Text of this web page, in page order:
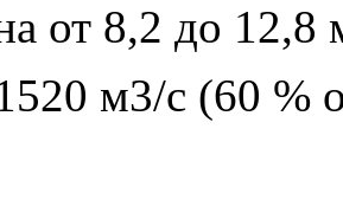
от 8,2 до 12,8
м3/с (60 %